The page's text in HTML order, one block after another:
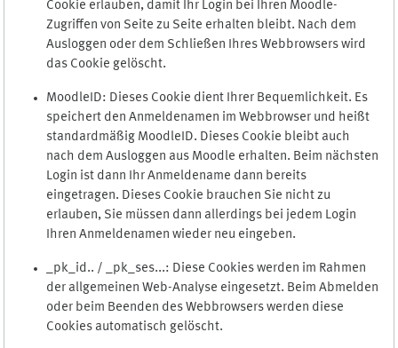
Cookie erlauben, damit Ihr Login bei Ihren Moodle-
Zugriffen von Seite zu Seite erhalten bleibt. Nach dem
Ausloggen oder dem Schließen Ihres Webbrowsers wird
das Cookie gelöscht.
MoodleID: Dieses Cookie dient Ihrer Bequemlichkeit. Es
speichert den Anmeldenamen im Webbrowser und heißt
standardmäßig MoodleID. Dieses Cookie bleibt auch
nach dem Ausloggen aus Moodle erhalten. Beim nächsten
Login ist dann Ihr Anmeldename dann bereits
eingetragen. Dieses Cookie brauchen Sie nicht zu
erlauben, Sie müssen dann allerdings bei jedem Login
Ihren Anmeldenamen wieder neu eingeben.
_pk_id.. / _pk_ses...: Diese Cookies werden im Rahmen
der allgemeinen Web-Analyse eingesetzt. Beim Abmelden
oder beim Beenden des Webbrowsers werden diese
Cookies automatisch gelöscht.